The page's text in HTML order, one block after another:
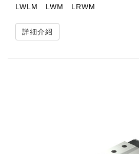
LWLM LWM LRWM
詳細介紹